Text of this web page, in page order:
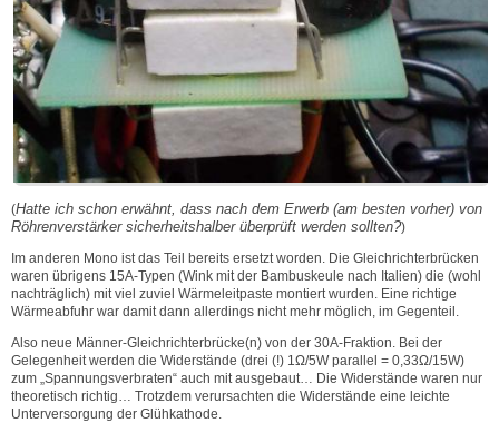
(Hatte ich schon erwähnt, dass nach dem Erwerb (am besten vorher) von
Röhrenverstärker sicherheitshalber überprüft werden sollten?)
Im anderen Mono ist das Teil bereits ersetzt worden. Die Gleichrichterbrücken
waren übrigens 15A-Typen (Wink mit der Bambuskeule nach Italien) die (wohl
nachträglich) mit viel zuviel Wärmeleitpaste montiert wurden. Eine richtige
Wärmeabfuhr war damit dann allerdings nicht mehr möglich, im Gegenteil.
Also neue Männer-Gleichrichterbrücke(n) von der 30A-Fraktion. Bei der
Gelegenheit werden die Widerstände (drei (!) 1Ω/5W parallel = 0,33Ω/15W)
zum „Spannungsverbraten“ auch mit ausgebaut… Die Widerstände waren nur
theoretisch richtig… Trotzdem verursachten die Widerstände eine leichte
Unterversorgung der Glühkathode.